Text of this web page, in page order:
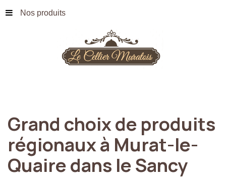
Nos produits
Grand choixde produits
régionauxà Murat-le-
Quairedans leSancy